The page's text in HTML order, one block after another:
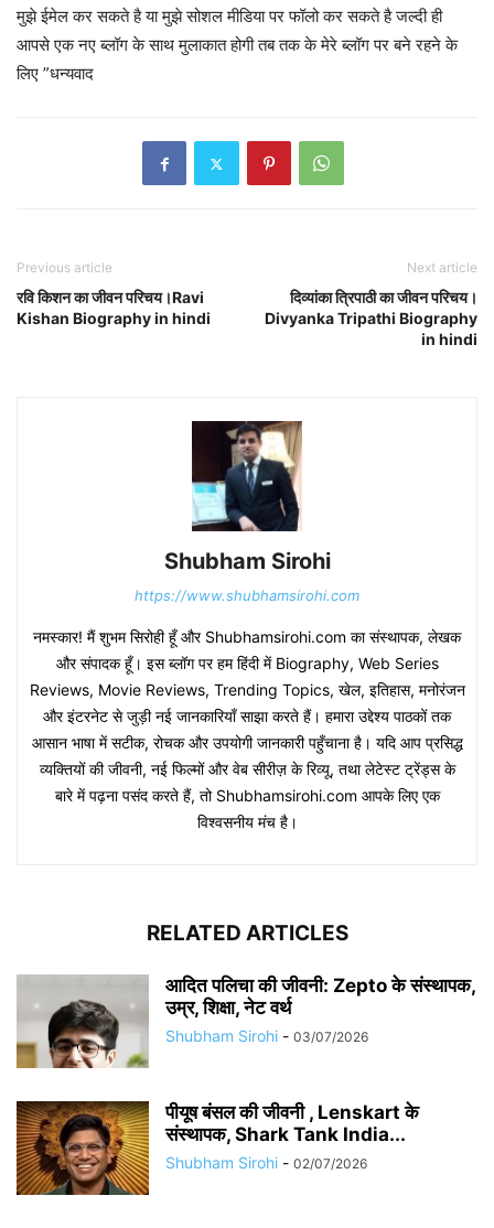
मुझे ईमेल कर सकते है या मुझे सोशल मीडिया पर फॉलो कर सकते है जल्दी ही
आपसे एक नए ब्लॉग के साथ मुलाकात होगी तब तक के मेरे ब्लॉग पर बने रहने के
लिए ”धन्यवाद
Previous article
रवि किशन का जीवन परिचय।Ravi
Kishan Biography in hindi
Next article
दिव्यांका त्रिपाठी का जीवन परिचय।
Divyanka Tripathi Biography
in hindi
Shubham Sirohi
https://www.shubhamsirohi.com
नमस्कार! मैं शुभम सिरोही हूँ और Shubhamsirohi.com का संस्थापक, लेखक
और संपादक हूँ। इस ब्लॉग पर हम हिंदी में Biography, Web Series
Reviews, Movie Reviews, Trending Topics, खेल, इतिहास, मनोरंजन
और इंटरनेट से जुड़ी नई जानकारियाँ साझा करते हैं। हमारा उद्देश्य पाठकों तक
आसान भाषा में सटीक, रोचक और उपयोगी जानकारी पहुँचाना है। यदि आप प्रसिद्ध
व्यक्तियों की जीवनी, नई फिल्मों और वेब सीरीज़ के रिव्यू, तथा लेटेस्ट ट्रेंड्स के
बारे में पढ़ना पसंद करते हैं, तो Shubhamsirohi.com आपके लिए एक
विश्वसनीय मंच है।
RELATED ARTICLES
आदित पलिचा की जीवनी: Zepto के संस्थापक,
उम्र, शिक्षा, नेट वर्थ
Shubham Sirohi - 03/07/2026
पीयूष बंसल की जीवनी , Lenskart के
संस्थापक, Shark Tank India...
Shubham Sirohi - 02/07/2026